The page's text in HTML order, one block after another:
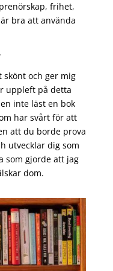
frihet,
bra att använda
skönt och ger mig
uppleft på detta
inte läst en bok
har svårt för att
att du borde prova
utvecklar dig som
som gjorde att jag
dom.